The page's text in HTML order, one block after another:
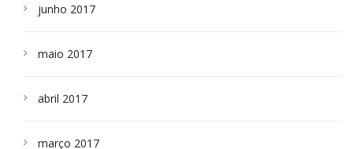
junho 2017
maio 2017
abril 2017
março 2017